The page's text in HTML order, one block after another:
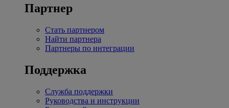
Партнер
Стать партнером
Найти партнера
Партнеры по интеграции
Поддержка
Служба поддержки
Руководства и инструкции